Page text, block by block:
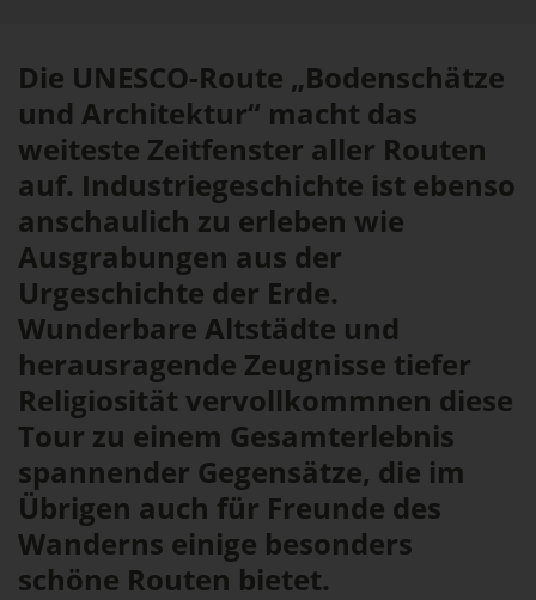
Die UNESCO-Route „Bodenschätze
und Architektur“ macht das
weiteste Zeitfenster aller Routen
auf. Industriegeschichte ist ebenso
anschaulich zu erleben wie
Ausgrabungen aus der
Urgeschichte der Erde.
Wunderbare Altstädte und
herausragende Zeugnisse tiefer
Religiosität vervollkommnen diese
Tour zu einem Gesamterlebnis
spannender Gegensätze, die im
Übrigen auch für Freunde des
Wanderns einige besonders
schöne Routen bietet.